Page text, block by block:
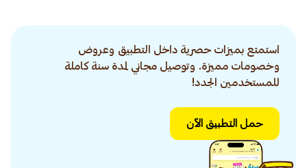
استمتع بميزات حصرية داخل التطبيق وعروض
وخصومات مميزة. وتوصيل مجاني لمدة سنة كاملة
للمستخدمين الجدد!
حمل التطبيق الآن